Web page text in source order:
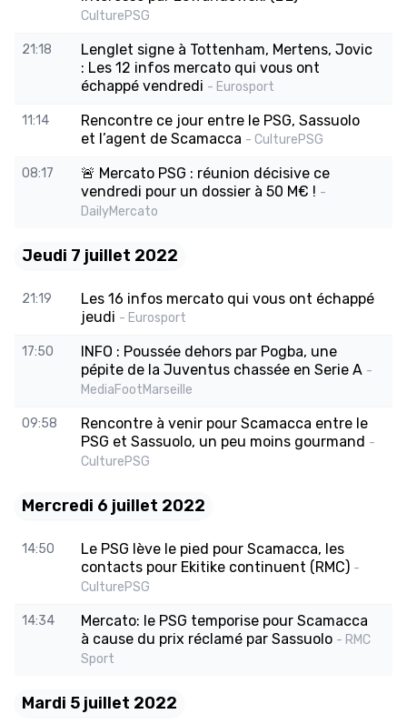
CulturePSG
21:18
Lenglet signe à Tottenham, Mertens, Jovic
: Les 12 infos mercato qui vous ont
échappé vendredi - Eurosport
11:14
Rencontre ce jour entre le PSG, Sassuolo
et l’agent de Scamacca - CulturePSG
08:17
🚨 Mercato PSG : réunion décisive ce
vendredi pour un dossier à 50 M€ ! -
DailyMercato
Jeudi 7 juillet 2022
21:19
Les 16 infos mercato qui vous ont échappé
jeudi - Eurosport
17:50
INFO : Poussée dehors par Pogba, une
pépite de la Juventus chassée en Serie A -
MediaFootMarseille
09:58
Rencontre à venir pour Scamacca entre le
PSG et Sassuolo, un peu moins gourmand -
CulturePSG
Mercredi 6 juillet 2022
14:50
Le PSG lève le pied pour Scamacca, les
contacts pour Ekitike continuent (RMC) -
CulturePSG
14:34
Mercato: le PSG temporise pour Scamacca
à cause du prix réclamé par Sassuolo - RMC
Sport
Mardi 5 juillet 2022